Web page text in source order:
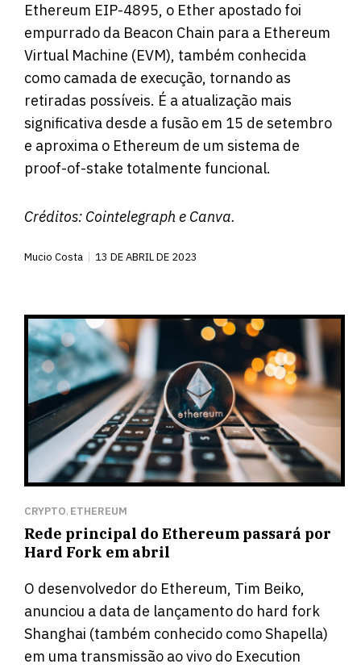
Ethereum EIP-4895, o Ether apostado foi
empurrado da Beacon Chain para a Ethereum
Virtual Machine (EVM), também conhecida
como camada de execução, tornando as
retiradas possíveis. É a atualização mais
significativa desde a fusão em 15 de setembro
e aproxima o Ethereum de um sistema de
proof-of-stake totalmente funcional.
Créditos: Cointelegraph e Canva.
Mucio Costa 13 DE ABRIL DE 2023
CRYPTO, ETHEREUM
Rede principal do Ethereum passará por
Hard Fork em abril
O desenvolvedor do Ethereum, Tim Beiko,
anunciou a data de lançamento do hard fork
Shanghai (também conhecido como Shapella)
em uma transmissão ao vivo do Execution